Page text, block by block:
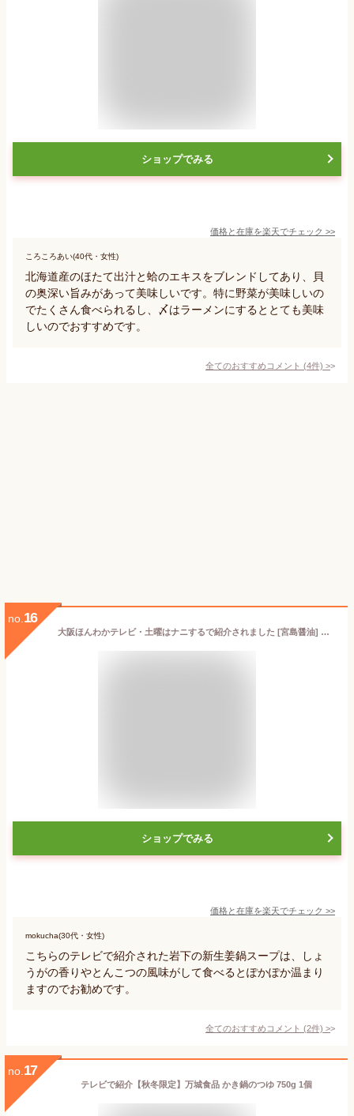
ショップでみる
価格と在庫を楽天でチェック >>
ころころあい(40代・女性)
北海道産のほたて出汁と蛤のエキスをブレンドしてあり、貝
の奥深い旨みがあって美味しいです。特に野菜が美味しいの
でたくさん食べられるし、〆はラーメンにするととても美味
しいのでおすすめです。
全てのおすすめコメント (4件) >
no. 16
大阪ほんわかテレビ・土曜はナニするで紹介されました [宮島醤油] 岩下の新生姜 鍋スープ 30g×3個 /便利 スープ 鍋 ショウガ 生姜 新生姜 鍋スープ 白湯 岩下の新生姜 鍋の素
ショップでみる
価格と在庫を楽天でチェック >>
mokucha(30代・女性)
こちらのテレビで紹介された岩下の新生姜鍋スープは、しょ
うがの香りやとんこつの風味がして食べるとぽかぽか温まり
ますのでお勧めです。
全てのおすすめコメント (2件) >
no. 17
テレビで紹介【秋冬限定】万城食品 かき鍋のつゆ 750g 1個